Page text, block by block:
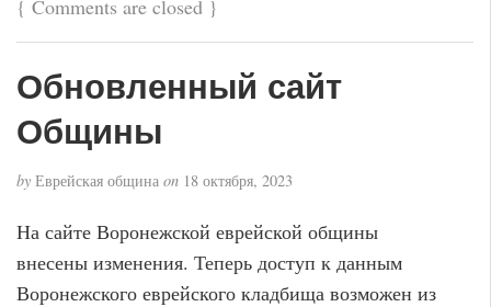
{ Comments are closed }
Обновленный сайт
Общины
by Еврейская община on 18 октября, 2023
На сайте Воронежской еврейской общины
внесены изменения. Теперь доступ к данным
Воронежского еврейского кладбища возможен из